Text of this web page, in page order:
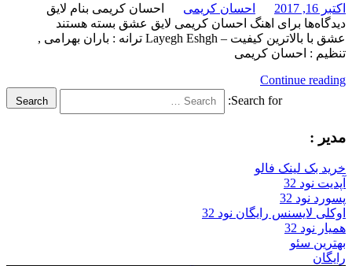
اکتبر 16, 2017
احسان کریمی
دیدگاه‌ها برای اهنگ احسان کریمی لایق عشق بسته هستند
احسان کریمی بنام لایق
عشق با بالاترین کیفیت – Layegh Eshgh ترانه : باران بهرامی ,
تنظیم : احسان کریمی
Continue reading
Search for:
Search
مدیر :
خرید بک لینک فالو
آپدیت نود 32
پسورد نود 32
اوکلی لایسنس رایگان نود 32
همیار نود 32
بهترین سئو
رایگان